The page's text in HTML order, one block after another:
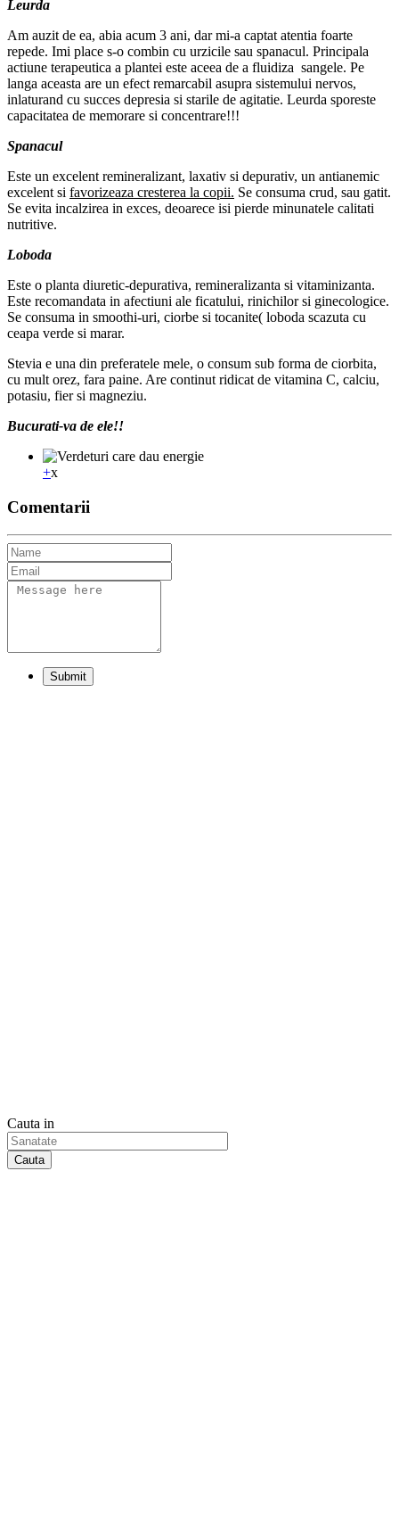
Leurda
Am auzit de ea, abia acum 3 ani, dar mi-a captat atentia foarte
repede. Imi place s-o combin cu urzicile sau spanacul. Principala
actiune terapeutica a plantei este aceea de a fluidiza sangele. Pe
langa aceasta are un efect remarcabil asupra sistemului nervos,
inlaturand cu succes depresia si starile de agitatie. Leurda sporeste
capacitatea de memorare si concentrare!!!
Spanacul
Este un excelent remineralizant, laxativ si depurativ, un antianemic
excelent si favorizeaza cresterea la copii. Se consuma crud, sau gatit.
Se evita incalzirea in exces, deoarece isi pierde minunatele calitati
nutritive.
Loboda
Este o planta diuretic-depurativa, remineralizanta si vitaminizanta.
Este recomandata in afectiuni ale ficatului, rinichilor si ginecologice.
Se consuma in smoothi-uri, ciorbe si tocanite( loboda scazuta cu
ceapa verde si marar.
Stevia e una din preferatele mele, o consum sub forma de ciorbita,
cu mult orez, fara paine. Are continut ridicat de vitamina C, calciu,
potasiu, fier si magneziu.
Bucurati-va de ele!!
+x
Comentarii
Submit
Cauta in